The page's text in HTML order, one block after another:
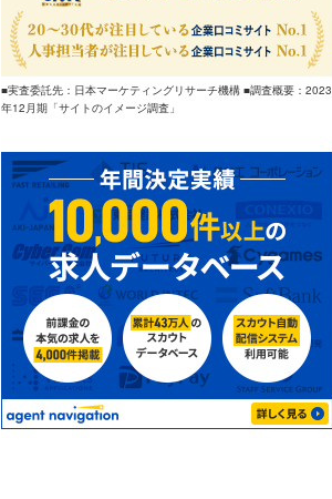
■実査委託先：日本マーケティングリサーチ機構 ■調査概要：2023
年12月期「サイトのイメージ調査」